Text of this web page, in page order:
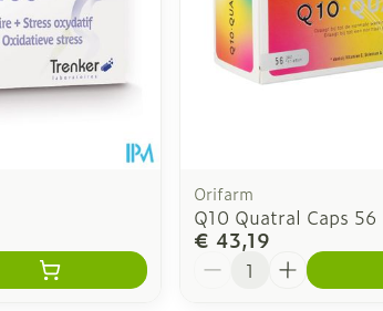
Orifarm
Q10 Quatral Caps 56
€ 43,19
Aantal